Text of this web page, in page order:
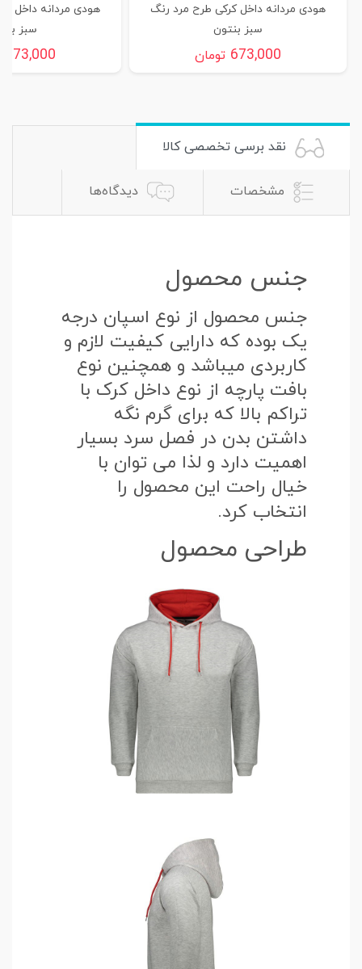
هودی مردانه داخل کرکی طرح مرد رنگ
سبز بنتون
673,000 تومان
هودی مردانه داخل
سبز
673,000
نقد برسی تخصصی کالا
مشخصات دیدگاه‌ها
جنس محصول
جنس محصول از نوع اسپان درجه
یک بوده که دارایی کیفیت لازم و
کاربردی میباشد و همچنین نوع
بافت پارچه از نوع داخل کرک با
تراکم بالا که برای گرم نگه
داشتن بدن در فصل سرد بسیار
اهمیت دارد و لذا می توان با
خیال راحت این محصول را
انتخاب کرد.
طراحی محصول